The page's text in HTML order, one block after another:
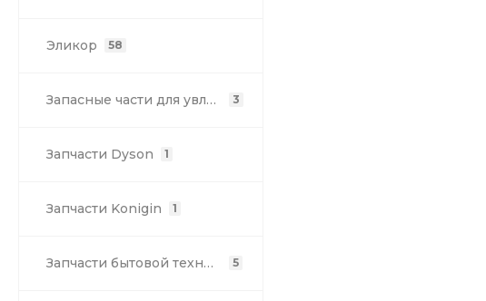
Эликор 58
Запасные части для увлажнителей воздуха 3
Запчасти Dyson 1
Запчасти Konigin 1
Запчасти бытовой техники Krona/Fornelli 5